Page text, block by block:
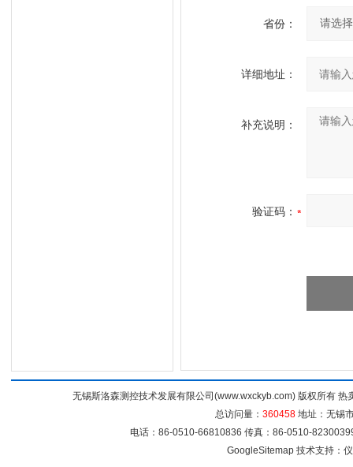
省份：
详细地址：
补充说明：
验证码：
无锡斯洛森测控技术发展有限公司(www.wxckyb.com) 版权所有
总访问量： 360458 地址：无锡
电话：86-0510-66810836 传真：86-0510-
GoogleSitemap技术支持：